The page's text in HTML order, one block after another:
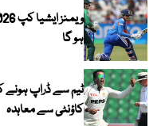
ہو گا
ٹیم سے ڈراپ ہونے
کاؤنٹی سے معاہدہ